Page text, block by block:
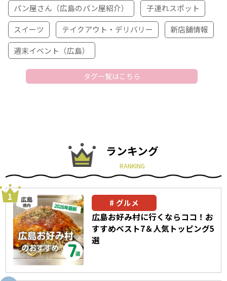
パン屋さん（広島のパン屋紹介）
子連れスポット
スイーツ
テイクアウト・デリバリー
新店舗情報
週末イベント（広島）
タグ一覧はこちら
ランキング
RANKING
グルメ
広島お好み村に行くならココ！お
すすめベスト7＆人気トッピング5
選